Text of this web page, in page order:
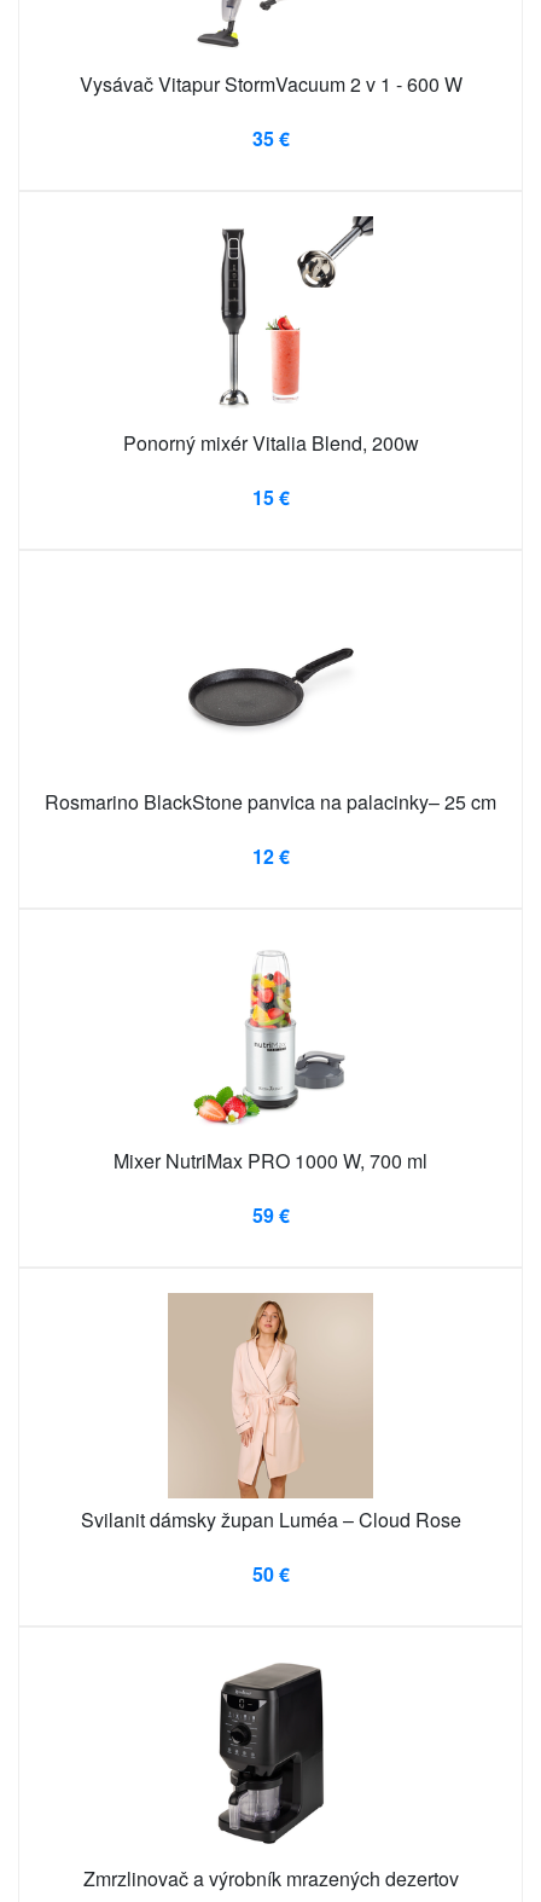
Vysávač Vitapur StormVacuum 2 v 1 - 600 W
35 €
Ponorný mixér Vitalia Blend, 200w
15 €
Rosmarino BlackStone panvica na palacinky– 25 cm
12 €
Mixer NutriMax PRO 1000 W, 700 ml
59 €
Svilanit dámsky župan Luméa – Cloud Rose
50 €
Zmrzlinovač a výrobník mrazených dezertov